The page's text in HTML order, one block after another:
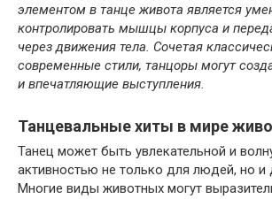
элементом в танце живота является
контролировать мышцы корпуса и
через движения тела. Сочетая
современные стили, танцоры могут
и впечатляющие выступления.
Танцевальные хиты в мире
Танец может быть увлекательной и
активностью не только для людей, но и
Многие виды животных могут